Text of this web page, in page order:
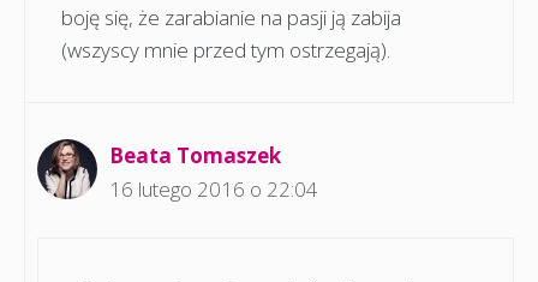
boję się, że zarabianie na pasji ją zabija
(wszyscy mnie przed tym ostrzegają).
Beata Tomaszek
16 lutego 2016 o 22:04